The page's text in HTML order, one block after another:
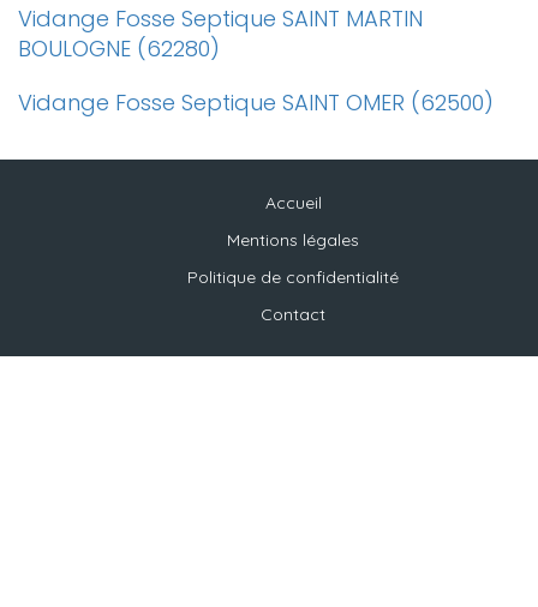
Vidange Fosse Septique SAINT MARTIN
BOULOGNE (62280)
Vidange Fosse Septique SAINT OMER (62500)
Accueil
Mentions légales
Politique de confidentialité
Contact